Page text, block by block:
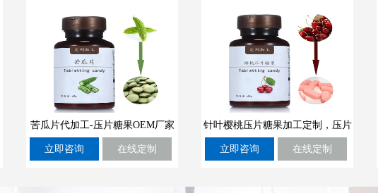
苦瓜片代加工-压片糖果OEM厂家
立即咨询 在线定制
针叶樱桃压片糖果加工定制，压片
糖果OEM厂商
立即咨询 在线定制